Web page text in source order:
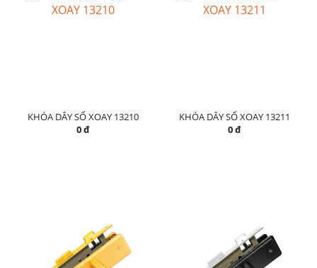
KHÓA DÂY SỐ XOAY 13210
0 đ
KHÓA DÂY SỐ XOAY 13211
0 đ